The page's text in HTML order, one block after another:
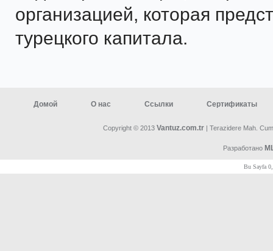
организацией, которая
турецкого капитала.
Домой О нас Ссылки Сертификаты
Copyright © 2013 Vantuz.com.tr| Terazidere Mah.
Разработано
Bu Sayfa